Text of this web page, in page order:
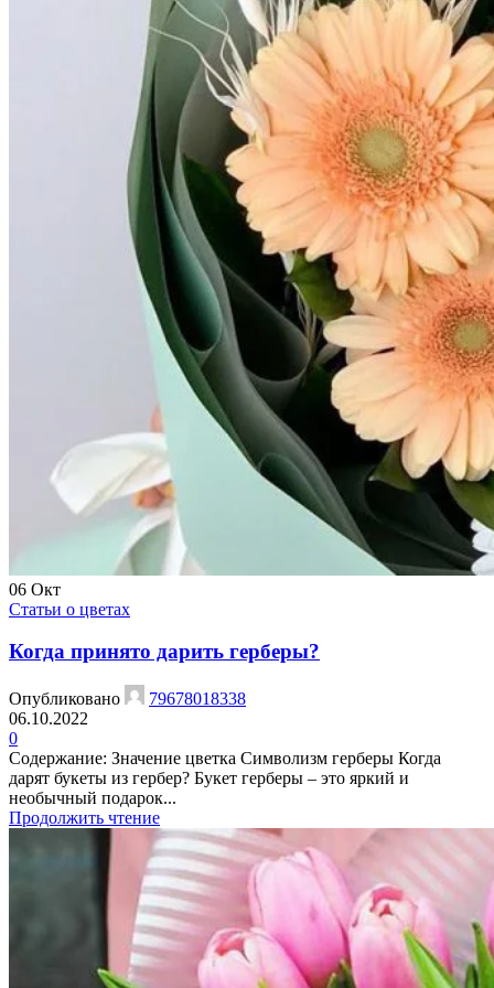
06 Окт
Статьи о цветах
Когда принято дарить герберы?
Опубликовано
79678018338
06.10.2022
0
Содержание: Значение цветка Символизм герберы Когда
дарят букеты из гербер? Букет герберы – это яркий и
необычный подарок...
Продолжить чтение